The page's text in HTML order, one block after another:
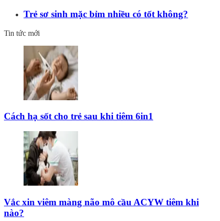
Trẻ sơ sinh mặc bỉm nhiều có tốt không?
Tin tức mới
Cách hạ sốt cho trẻ sau khi tiêm 6in1
Vắc xin viêm màng não mô cầu ACYW tiêm khi
nào?